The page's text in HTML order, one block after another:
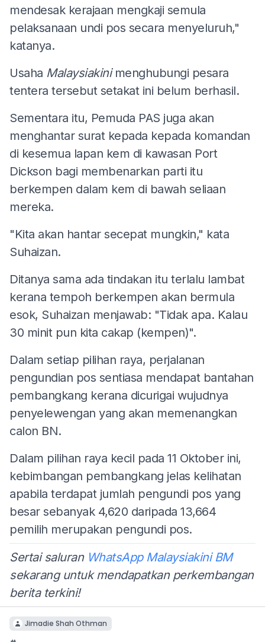
mendesak kerajaan mengkaji semula
pelaksanaan undi pos secara menyeluruh,"
katanya.
Usaha Malaysiakini menghubungi pesara
tentera tersebut setakat ini belum berhasil.
Sementara itu, Pemuda PAS juga akan
menghantar surat kepada kepada komandan
di kesemua lapan kem di kawasan Port
Dickson bagi membenarkan parti itu
berkempen dalam kem di bawah seliaan
mereka.
"Kita akan hantar secepat mungkin," kata
Suhaizan.
Ditanya sama ada tindakan itu terlalu lambat
kerana tempoh berkempen akan bermula
esok, Suhaizan menjawab: "Tidak apa. Kalau
30 minit pun kita cakap (kempen)".
Dalam setiap pilihan raya, perjalanan
pengundian pos sentiasa mendapat bantahan
pembangkang kerana dicurigai wujudnya
penyelewengan yang akan memenangkan
calon BN.
Dalam pilihan raya kecil pada 11 Oktober ini,
kebimbangan pembangkang jelas kelihatan
apabila terdapat jumlah pengundi pos yang
besar sebanyak 4,620 daripada 13,664
pemilih merupakan pengundi pos.
Sertai saluran WhatsApp Malaysiakini BM
sekarang untuk mendapatkan perkembangan
berita terkini!
Jimadie Shah Othman